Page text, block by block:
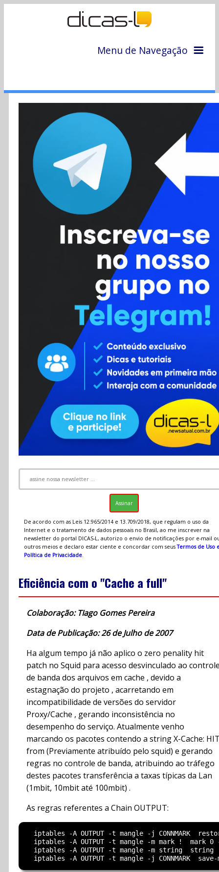
Menu de Navegação
Colunas
Colaboradores
Cursos
Enviar Dica
Contato
RSS
De acordo com as Leis 12.965/2014 e 13.709/2018, que regulam o uso da
Internet e o tratamento de dados pessoais no Brasil, ao me inscrever na
newsletter do portal DICAS-L, autorizo o envio de notificações por e-mail
outros meios e declaro estar ciente e concordar com seusTermos de Uso
Política de Privacidade.
Eficiência com o "Cache a full"
Colaboração: TIago Gomes Pereira
Data de Publicação: 26 de Julho de 2007
Ha algum tempo já não aplico o zero penality hit
patch no Squid para acesso desvinculado ao
de banda dos arquivos em cache , devido a
estagnação do projeto , acarretando em
incompatibilidade de versões do servidor
Proxy/Cache , gerando inconsistência no
desempenho do serviço. Atualmente venho
marcando os pacotes contendo a string X-Cache:
from (Previamente atribuído pelo squid) e gerando
regras no controle de banda, atribuindo ao tráfego
destes pacotes transferência a taxas típicas da Lan
(1mbit, 10mbit até 100mbit) .
As regras referentes a Chain OUTPUT:
iptables -A OUTPUT -t mangle -j CONNMARK
iptables -A OUTPUT -t mangle -m mark !  mark 0
iptables -A OUTPUT -t mangle -m string